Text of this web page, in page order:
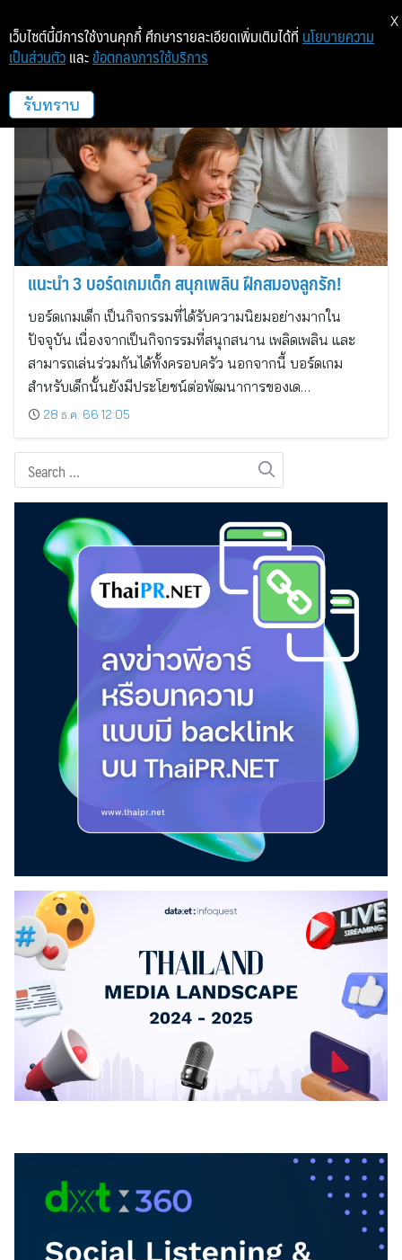
siamboardgame
แนะนำ 3 บอร์ดเกมเด็ก สนุกเพลิน ฝึกสมองลูกรัก!
บอร์ดเกมเด็ก เป็นกิจกรรมที่ได้รับความนิยมอย่างมากใน
ปัจจุบัน เนื่องจากเป็นกิจกรรมที่สนุกสนาน เพลิดเพลิน และ
สามารถเล่นร่วมกันได้ทั้งครอบครัว นอกจากนี้ บอร์ดเกม
สำหรับเด็กนั้นยังมีประโยชน์ต่อพัฒนาการของเด…
28 ธ.ค. 66 12:05
เว็บไซต์นี้มีการใช้งานคุกกี้ ศึกษารายละเอียดเพิ่มเติมได้ที่ นโยบายความ
เป็นส่วนตัว และ ข้อตกลงการใช้บริการ
รับทราบ
X